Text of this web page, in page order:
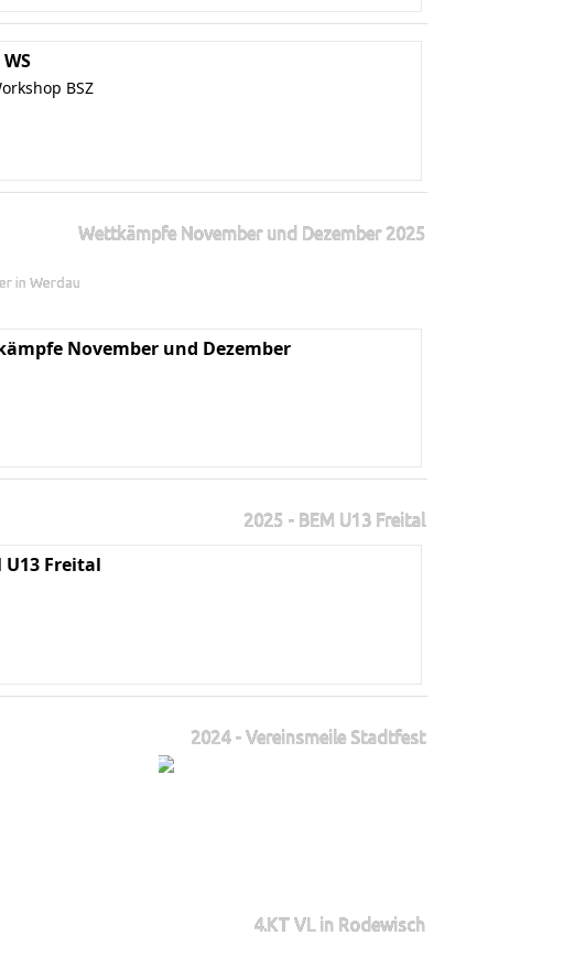
BSZ
Wettkämpfe November und Dezember 2025
in Werdau
November und Dezember
2025 - BEM U13 Freital
U13 Freital
2024 - Vereinsmeile Stadtfest
4.KT VL in Rodewisch